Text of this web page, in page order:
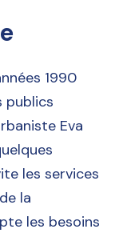
1990
publics
Eva
les services
la
les besoins